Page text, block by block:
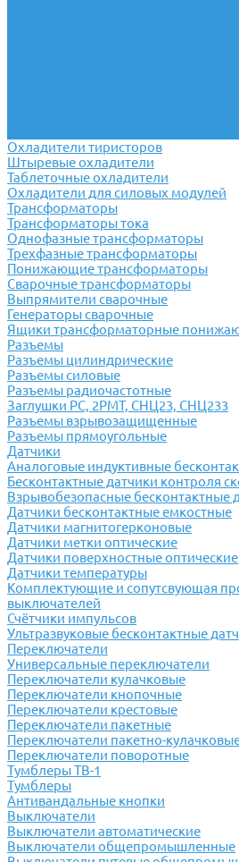
Охладители тиристоров
Штыревые охладители
Таблеточные охладители
Охладители для силовых модулей
Трансформаторы
Трансформаторы тока
Однофазные трансформаторы
Трехфазные трансформаторы
Понижающие трансформаторы
Сварочные трансформаторы
Выпрямители сварочные
Генераторы сварочные
Ящики трансформаторные
Разъемы
Разъемы цилиндрические
Разъемы силовые
Разъемы радиочастотные
Заглушки РС, 2РМТ, СНЦ23, СНЦ233
Разъемы взрывозащищенные
Разъемы прямоугольные
Датчики
Аналоговые индуктивные
Бесконтактные датчики контроля
Взрывобезопасные бесконтактные
Датчики бесконтактные емкостные
Датчики магнитогерконовые
Датчики метки оптические
Датчики поверхностные оптические
Датчики температуры
Комплектующие и сопутсвующая
выключателей
Счётчики импульсов
Ультразвуковые бесконтактные
Переключатели
Универсальные переключатели
Переключатели кулачковые
Переключатели кнопочные
Переключатели крестовые
Переключатели пакетные
Переключатели пакетно-
Переключатели поворотные
Тумблеры ТВ-1
Тумблеры
Антивандальные кнопки
Выключатели
Выключатели автоматические
Выключатели общепромышленные